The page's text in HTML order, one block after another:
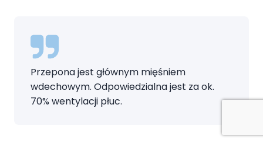
Przepona jest głównym mięśniem
wdechowym. Odpowiedzialna jest za ok.
70% wentylacji płuc.